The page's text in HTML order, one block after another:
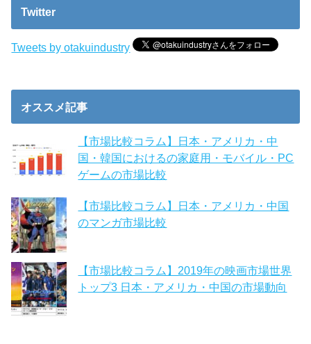
Twitter
Tweets by otakuindustry
オススメ記事
【市場比較コラム】日本・アメリカ・中
国・韓国におけるの家庭用・モバイル・PC
ゲームの市場比較
【市場比較コラム】日本・アメリカ・中国
のマンガ市場比較
【市場比較コラム】2019年の映画市場世界
トップ3 日本・アメリカ・中国の市場動向